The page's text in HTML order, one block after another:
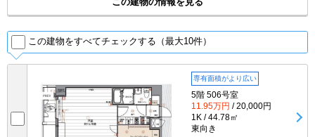
この建物をすべてチェックする（最大10件）
専有面積がより広い
5階 506号室
11.95万円 / 20,000円
1K / 44.78㎡
東向き